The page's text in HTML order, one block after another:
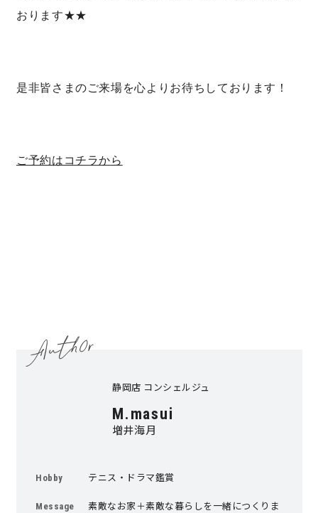
おります★★
是非皆さまのご来場を心よりお待ちしております！
ご予約はコチラから
静岡店 コンシェルジュ
M.masui
増井海月
Hobby テニス・ドラマ鑑賞
Message
素敵なお家＋素敵な暮らしを一緒につくりま